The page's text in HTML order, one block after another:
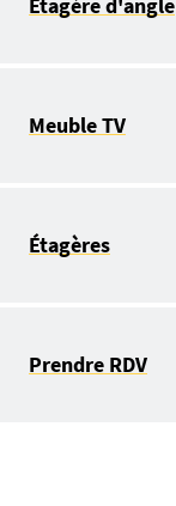
Meuble TV
Étagères
Prendre RDV